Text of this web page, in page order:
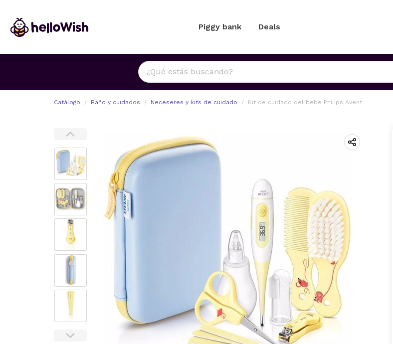
Piggy bank Deals
Catálogo Baño y cuidados Neceseres y kits de cuidado Kit de cuidado del bebé Philips Avent